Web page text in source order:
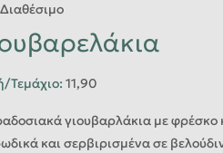
Τεμάχιο: 11,90
γιουβαρλάκια με
και σερβιρισμένα σε